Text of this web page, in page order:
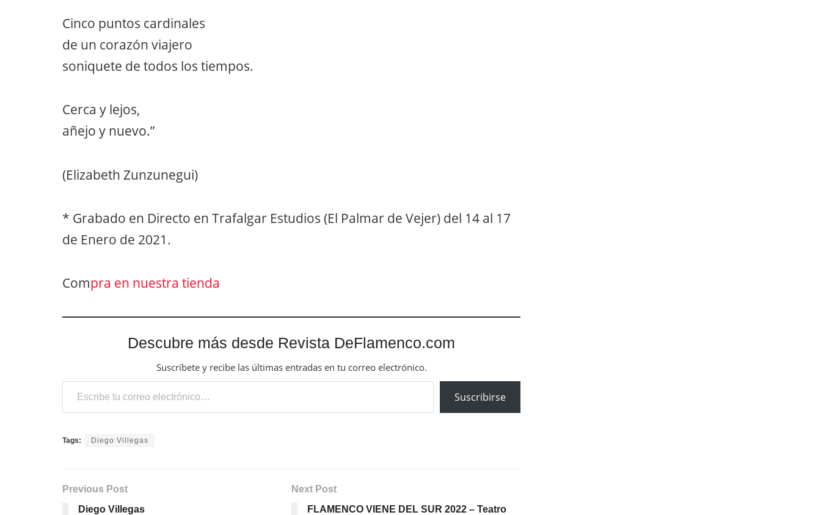
Cinco puntos cardinales
de un corazón viajero
soniquete de todos los tiempos.
Cerca y lejos,
añejo y nuevo.”
(Elizabeth Zunzunegui)
* Grabado en Directo en Trafalgar Estudios (El Palmar de Vejer) del 14 al 17
de Enero de 2021.
Compra en nuestra tienda
Descubre más desde Revista DeFlamenco.com
Suscríbete y recibe las últimas entradas en tu correo electrónico.
Escribe tu correo electrónico…
Suscribirse
Tags: Diego Villegas
Previous Post
Diego Villegas
Next Post
FLAMENCO VIENE DEL SUR 2022 – Teatro